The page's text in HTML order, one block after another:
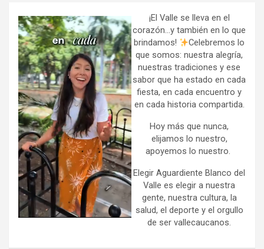
h
¡El Valle se lleva en el
corazón…y también en lo que
brindamos!
Celebremos lo
que somos: nuestra alegría,
nuestras tradiciones y ese
sabor que ha estado en cada
fiesta, en cada encuentro y
en cada historia compartida.
Hoy más que nunca,
elijamos lo nuestro,
apoyemos lo nuestro.
Elegir Aguardiente Blanco del
Valle es elegir a nuestra
gente, nuestra cultura, la
salud, el deporte y el orgullo
de ser vallecaucanos.